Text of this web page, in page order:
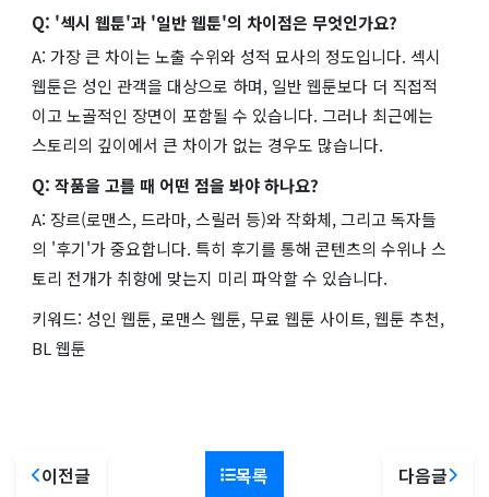
Q: '섹시 웹툰'과 '일반 웹툰'의 차이점은 무엇인가요?
A: 가장 큰 차이는 노출 수위와 성적 묘사의 정도입니다. 섹시
웹툰은 성인 관객을 대상으로 하며, 일반 웹툰보다 더 직접적
이고 노골적인 장면이 포함될 수 있습니다. 그러나 최근에는
스토리의 깊이에서 큰 차이가 없는 경우도 많습니다.
Q: 작품을 고를 때 어떤 점을 봐야 하나요?
A: 장르(로맨스, 드라마, 스릴러 등)와 작화체, 그리고 독자들
의 '후기'가 중요합니다. 특히 후기를 통해 콘텐츠의 수위나 스
토리 전개가 취향에 맞는지 미리 파악할 수 있습니다.
키워드: 성인 웹툰, 로맨스 웹툰, 무료 웹툰 사이트, 웹툰 추천,
BL 웹툰
이전글 목록 다음글